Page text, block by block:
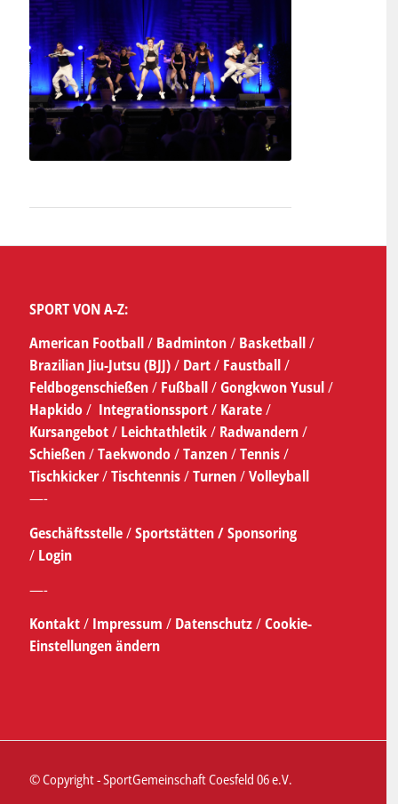
SPORT VON A-Z:
American Football/ Badminton/ Basketball/
Brazilian Jiu-Jutsu (BJJ)/ Dart/ Faustball/
Feldbogenschießen/ Fußball/Gongkwon Yusul/
Hapkido/ Integrationssport/ Karate/
Kursangebot/Leichtathletik/ Radwandern/
Schießen/Taekwondo/Tanzen/Tennis/
Tischkicker/Tischtennis/Turnen/Volleyball
—-
Geschäftsstelle/Sportstätten /Sponsoring
/ Login
—-
Kontakt/ Impressum / Datenschutz/Cookie-
Einstellungen ändern
© Copyright - SportGemeinschaft Coesfeld 06 e.V.